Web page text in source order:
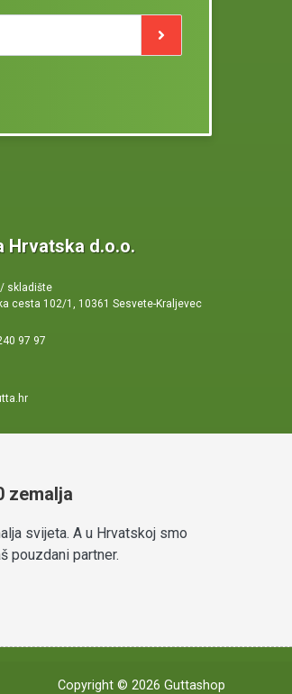
Hrvatska d.o.o.
/ skladište
cesta 102/1, 10361 Sesvete-Kraljevec
97 97
zemalja
svijeta. A u Hrvatskoj smo
pouzdani partner.
Copyright © 2026 Guttashop